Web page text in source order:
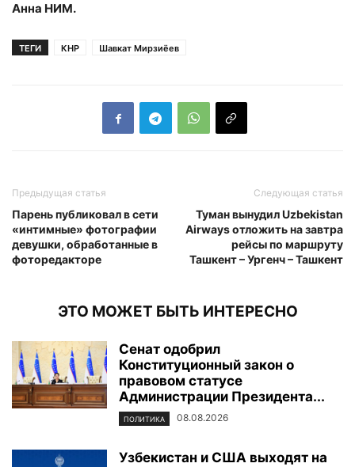
Анна НИМ.
ТЕГИ КНР Шавкат Мирзиёев
Предыдущая статья
Парень публиковал в сети
«интимные» фотографии
девушки, обработанные в
фоторедакторе
Следующая статья
Туман вынудил Uzbekistan
Airways отложить на завтра
рейсы по маршруту
Ташкент – Ургенч – Ташкент
ЭТО МОЖЕТ БЫТЬ ИНТЕРЕСНО
Сенат одобрил
Конституционный закон о
правовом статусе
Администрации Президента...
ПОЛИТИКА 08.08.2026
Узбекистан и США выходят на